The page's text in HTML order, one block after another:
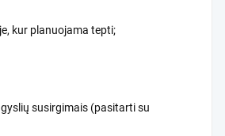
kur planuojama tepti;
susirgimais (pasitarti su